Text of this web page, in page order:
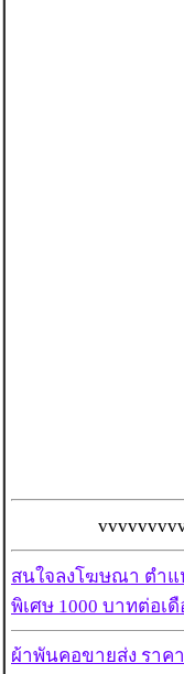
สนใจลงโฆษณา ตำแ
พิเศษ 1000 บาทต่อเ
ผ้าพันคอขายส่ง ราค